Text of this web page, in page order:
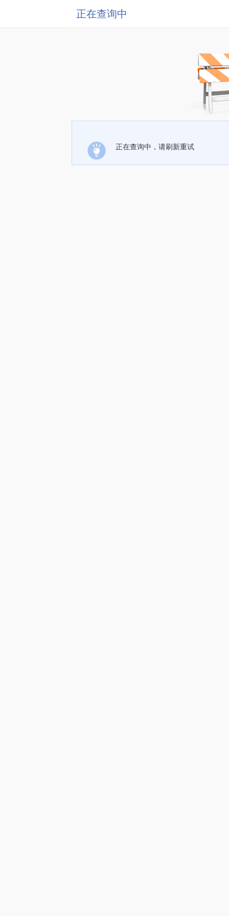
正在查询中
正在查询中，请刷新重试